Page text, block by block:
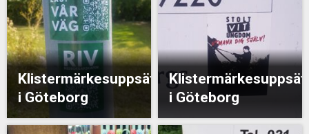
Klistermärkesuppsättning
i Göteborg
i Göteborg